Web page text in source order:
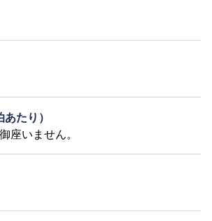
たり）
座いません。